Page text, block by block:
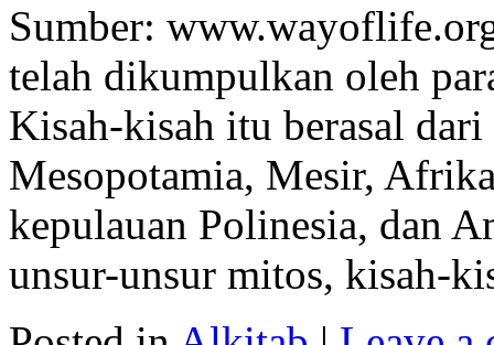
Sumber:
telah dikumpulkan oleh
Kisah-kisah itu berasal
Mesopotamia, Mesir,
kepulauan Polinesia, dan
unsur-unsur mitos, kisah-